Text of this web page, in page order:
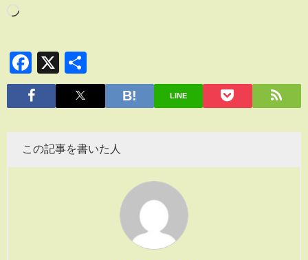
Facebook
X
有
LINE
この記事を書いた人